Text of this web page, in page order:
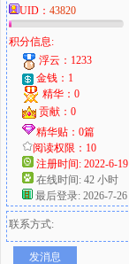
UID： 43820
积分信息:
浮云：1233
金钱：1
精华：0
贡献：0
精华贴：0篇
阅读权限：10
注册时间: 2022-6-19
在线时间: 42 小时
最后登录: 2026-7-26
联系方式:
发消息